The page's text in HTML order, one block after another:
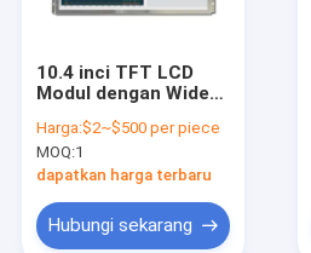
10.4 inci TFT LCD
Modul dengan Wide
Industrial
Harga:$2~$500 per piece
MOQ:1
dapatkan harga terbaru
Hubungi sekarang